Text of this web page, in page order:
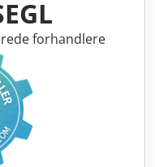
Indre venderadius
12,65 m •
m •
endeløs rotation,
• Kurvarm – samlet
arbejdsområde 120°
• Fuldt
med
• 2 mini-
og
forhandlere